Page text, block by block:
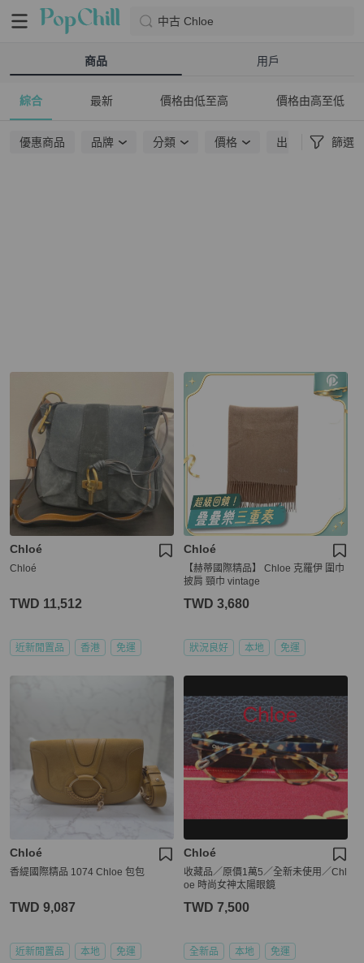
中古 Chloe
商品 用戶
綜合 最新 價格由低至高 價格由高至低
優惠商品 品牌 分類 價格 出貨地點 篩選
Chloé
Chloé
TWD 11,512
近新閒置品 香港 免運
Chloé
【赫蒂國際精品】 Chloe 克羅伊 圍巾
披肩 頸巾 vintage
TWD 3,680
狀況良好 本地 免運
Chloé
香緹國際精品 1074 Chloe 包包
TWD 9,087
近新閒置品 本地 免運
Chloé
收藏品／原價1萬5／全新未使用／Chl
oe 時尚女神太陽眼鏡
TWD 7,500
全新品 本地 免運